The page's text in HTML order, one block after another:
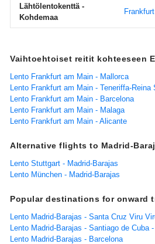
Lähtölentokenttä -
Kohdemaa
Vaihtoehtoiset reitit kohteeseen
Lento Frankfurt am Main - Mallorca
Lento Frankfurt am Main - Barcelona
Lento Frankfurt am Main - Malaga
Lento Frankfurt am Main - Alicante
Alternative flights to Madrid-
Lento Stuttgart - Madrid-Barajas
Lento München - Madrid-Barajas
Popular destinations for onward
Lento Madrid-Barajas - Santa Cruz Viru
Lento Madrid-Barajas - Santiago de Cuba
Lento Madrid-Barajas - Barcelona